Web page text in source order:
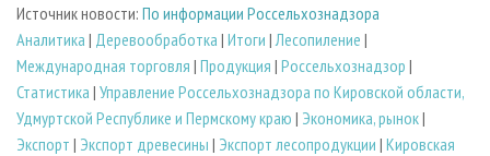
Источник новости: По информации Россельхознадзора
Аналитика | Деревообработка | Итоги | Лесопиление |
Международная торговля | Продукция | Россельхознадзор |
Статистика | Управление Россельхознадзора по Кировской области,
Удмуртской Республике и Пермскому краю | Экономика, рынок|
Экспорт | Экспорт древесины | Экспорт лесопродукции | Кировская